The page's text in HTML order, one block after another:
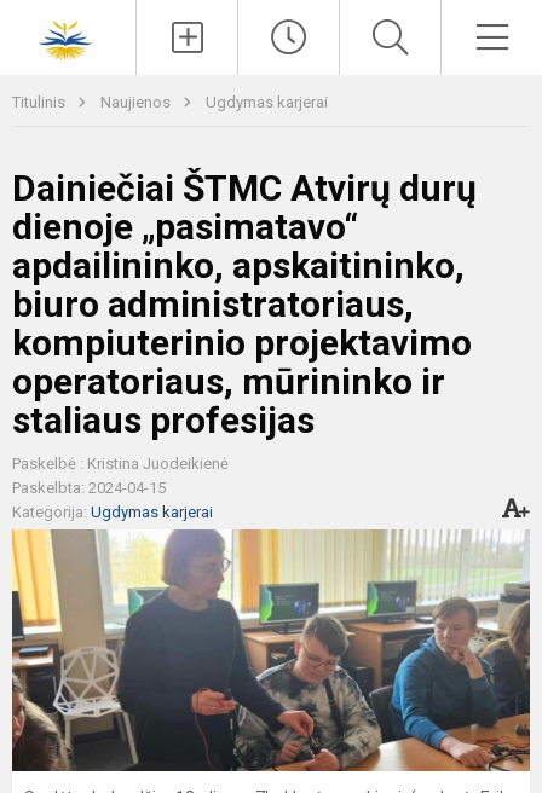
Titulinis Naujienos Ugdymas karjerai
Dainiečiai ŠTMC Atvirų durų
dienoje „pasimatavo“
apdailininko, apskaitininko,
biuro administratoriaus,
kompiuterinio projektavimo
operatoriaus, mūrininko ir
staliaus profesijas
Paskelbė : Kristina Juodeikienė
Paskelbta: 2024-04-15
Kategorija: Ugdymas karjerai